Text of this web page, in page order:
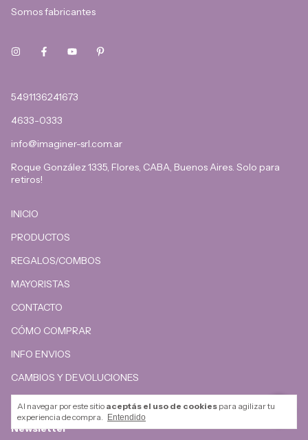
Al navegar por este sitio aceptás el uso de cookies para agilizar tu
experiencia de compra.
Entendido
Somos fabricantes
5491136241673
4633-0333
info@imaginer-srl.com.ar
Roque González 1335, Flores, CABA, Buenos Aires. Solo para
retiros!
INICIO
PRODUCTOS
REGALOS/COMBOS
MAYORISTAS
CONTACTO
CÓMO COMPRAR
INFO ENVIOS
CAMBIOS Y DEVOLUCIONES
Newsletter